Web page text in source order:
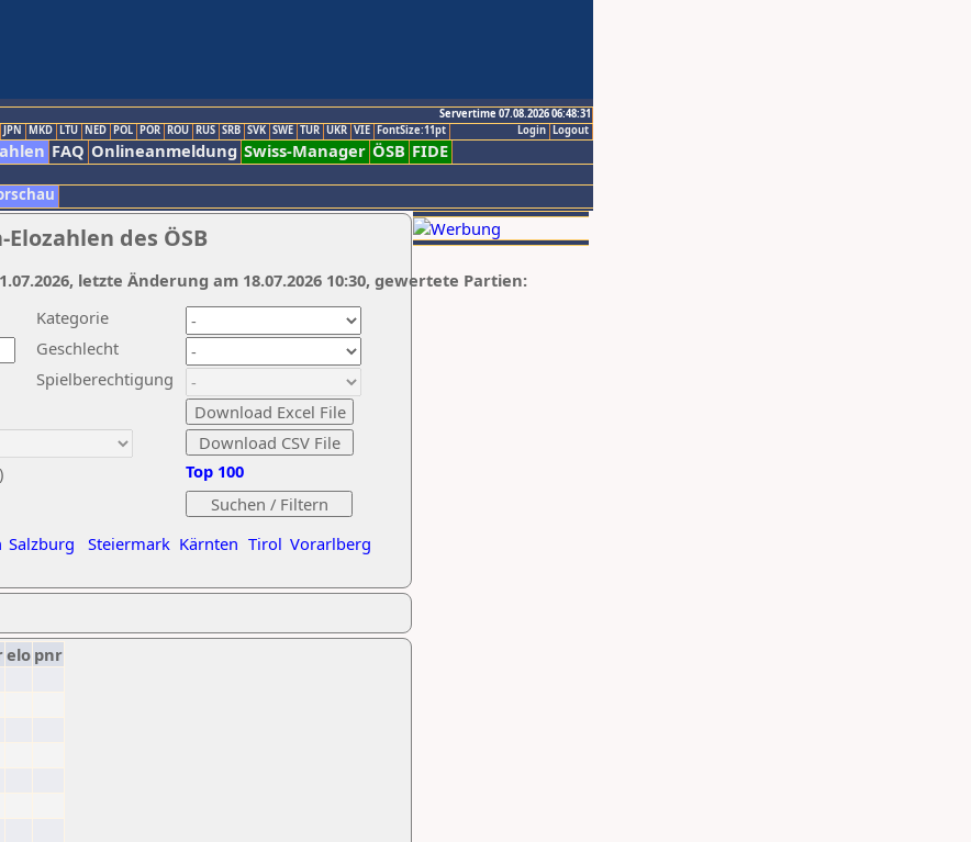
Servertime 07.08.2026 06:48:31
Logout
Login
JPN MKD LTU NED POL POR ROU RUS SRB SVK SWE TUR UKR VIE FontSize:11pt
FAQ Onlineanmeldung Swiss-Manager ÖSB FIDE
des ÖSB
Kategorie
Geschlecht
Spielberechtigung
Salzburg Steiermark Kärnten Tirol Vorarlberg
Top 100
letzte Änderung am 18.07.2026 10:30, gewertete Partien:
elo pnr